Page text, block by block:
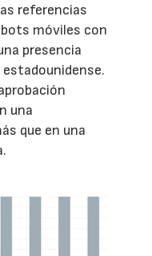
referencias
móviles con
presencia
una
que en una